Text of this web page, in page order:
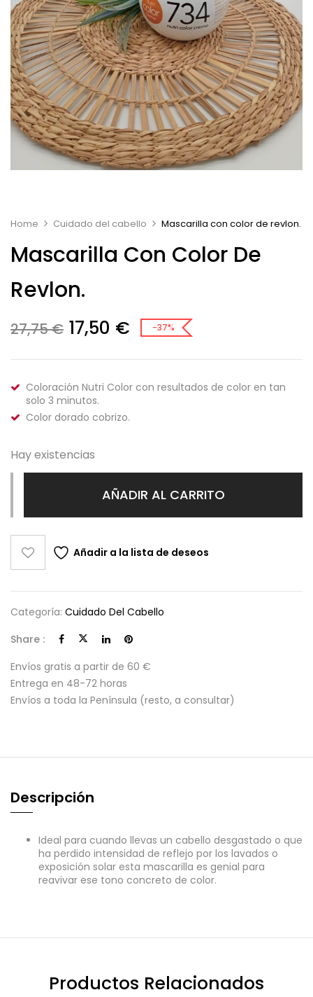
Home Cuidado del cabello Mascarilla con color de revlon.
Mascarilla Con Color De
Revlon.
27,75€ 17,50 € -37%
Coloración Nutri Color con resultados de color en tan
solo 3 minutos.
Color dorado cobrizo.
Hay existencias
AÑADIR AL CARRITO
Añadir a la lista de deseos
Categoría: Cuidado Del Cabello
Share :
Envíos gratis a partir de 60 €
Entrega en 48-72 horas
Envíos a toda la Península (resto, a consultar)
Descripción
Ideal para cuando llevas un cabello desgastado o que
ha perdido intensidad de reflejo por los lavados o
exposición solar esta mascarilla es genial para
reavivar ese tono concreto de color.
Productos Relacionados